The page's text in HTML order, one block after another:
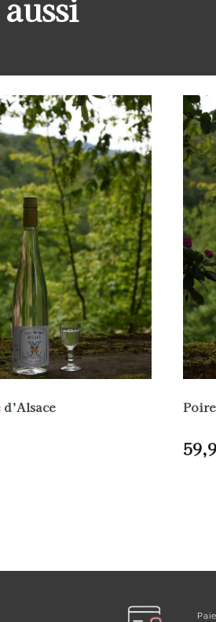
aussi
d’Alsace